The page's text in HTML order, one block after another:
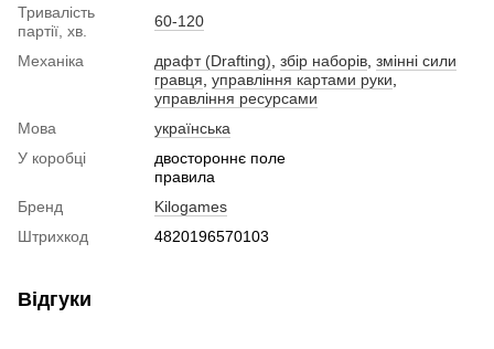
Тривалість
партії, хв.
60-120
Механіка драфт (Drafting) збір наборів змінні сили
гравця управління картами руки
управління ресурсами
Мова
українська
У коробці
двостороннє поле
правила
Бренд
Kilogames
Штрихкод
4820196570103
Відгуки